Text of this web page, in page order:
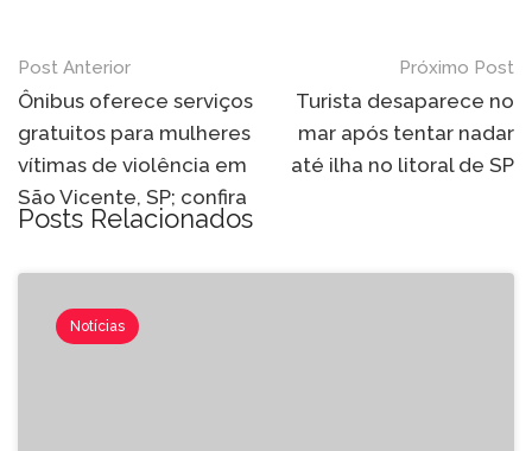
Post Anterior
Ônibus oferece serviços
gratuitos para mulheres
vítimas de violência em
São Vicente, SP; confira
Próximo Post
Turista desaparece no
mar após tentar nadar
até ilha no litoral de SP
Posts Relacionados
Notícias